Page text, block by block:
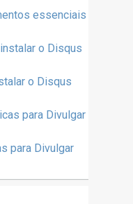
essenciais
o Disqus
o Disqus
para Divulgar
para Divulgar